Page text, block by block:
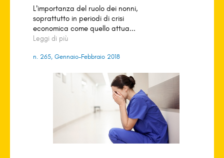
L’importanza del ruolo dei nonni,
soprattutto in periodi di crisi
economica come quello attua...
Leggi di più
n. 265, Gennaio-Febbraio 2018